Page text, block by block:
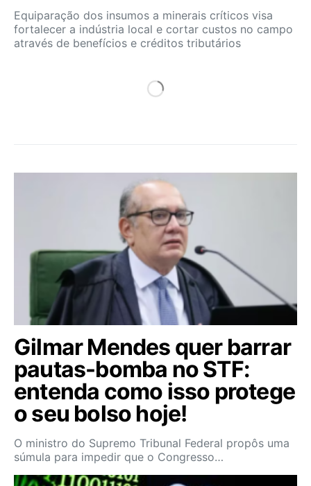
Equiparação dos insumos a minerais críticos visa
fortalecer a indústria local e cortar custos no campo
através de benefícios e créditos tributários
Gilmar Mendes quer barrar
pautas-bomba no STF:
entenda como isso protege
o seu bolso hoje!
O ministro do Supremo Tribunal Federal propôs uma
súmula para impedir que o Congresso…